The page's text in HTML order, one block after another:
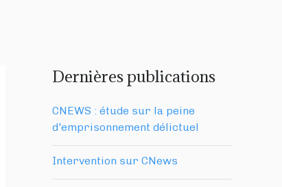
Dernières publications
CNEWS : étude sur la peine
d'emprisonnement délictuel
Intervention sur CNews